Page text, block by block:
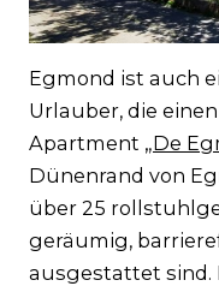
Egmond ist auch
Urlauber, die
Apartment „De
Dünenrand von
über 25
geräumig,
ausgestattet sind.